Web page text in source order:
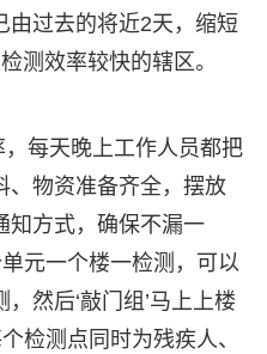
由过去的将近2天，缩短
测效率较快的辖区。
每天晚上工作人员都把
、物资准备齐全，摆放
知方式，确保不漏一
元一个楼一检测，可以
然后‘敲门组’马上上楼
检测点同时为残疾人、